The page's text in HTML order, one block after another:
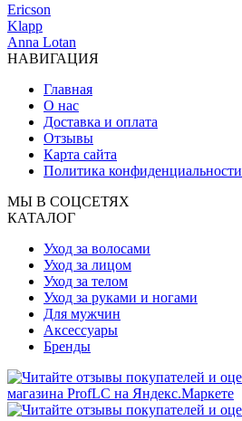
Ericson
Klapp
Anna Lotan
НАВИГАЦИЯ
Главная
О нас
Доставка и оплата
Отзывы
Карта сайта
Политика конфиденциальности
МЫ В СОЦСЕТЯХ
КАТАЛОГ
Уход за волосами
Уход за лицом
Уход за телом
Уход за руками и ногами
Для мужчин
Аксессуары
Бренды